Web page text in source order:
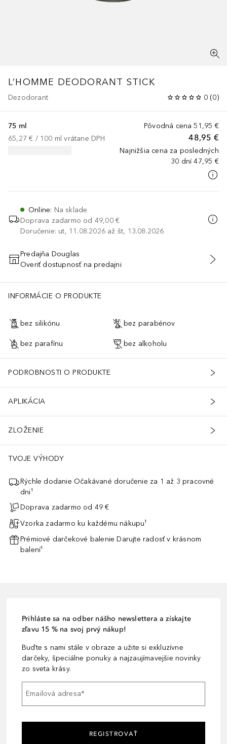
L’HOMME DEODORANT STICK
Dezodorant 0 (0)
Pôvodná cena 51,95 €
48,95 €
Najnižšia cena za posledných
30 dní 47,95 €
75 ml
65,27 € / 100 ml vrátane DPH
Online: Na sklade
Doprava zadarmo od 49,00 €
Doručenie: ut, 11.08.2026 až št, 13.08.2026
PRIDAŤ DO KOŠÍKA
Predajňa Douglas
Overiť dostupnosť na predajni
INFORMÁCIE O PRODUKTE
bez silikónu bez parabénov
bez parafínu bez alkoholu
PODROBNOSTI O PRODUKTE
APLIKÁCIA
ZLOŽENIE
TVOJE VÝHODY
Rýchle dodanie Očakávané doručenie za 1 až 3 pracovné
dni¹
Doprava zadarmo od 49 €
Vzorka zadarmo ku každému nákupu¹
Prémiové darčekové balenie Darujte radosť v krásnom
balení¹
Prihláste sa na odber nášho newslettera a získajte
zľavu 15 % na svoj prvý nákup!
Buďte s nami stále v obraze a užite si exkluzívne
darčeky, špeciálne ponuky a najzaujímavejšie novinky
zo sveta krásy.
Emailová adresa*
REGISTROVAŤ